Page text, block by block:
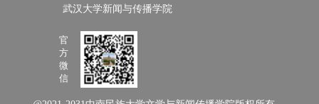
第 2 页
武汉大学新闻与传播学院
官
方
微
信